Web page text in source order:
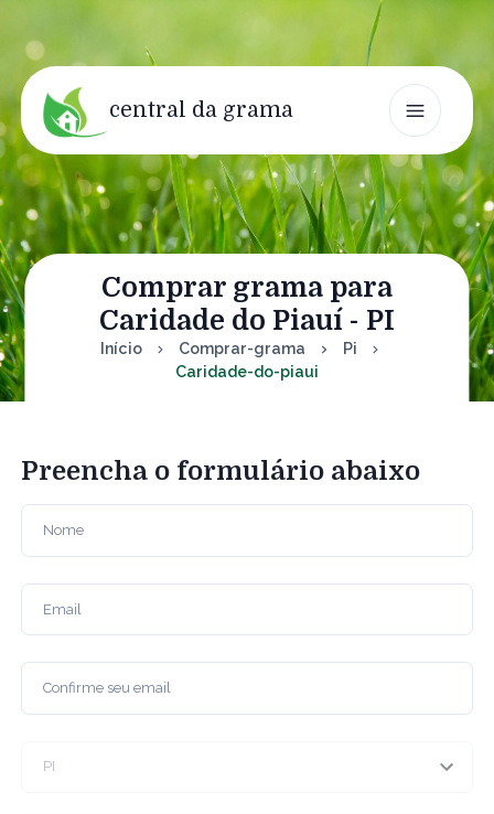
central da grama
Comprar grama para
Caridade do Piauí - PI
Início Comprar-grama
Pi
Caridade-do-piaui
Preencha o formulário abaixo